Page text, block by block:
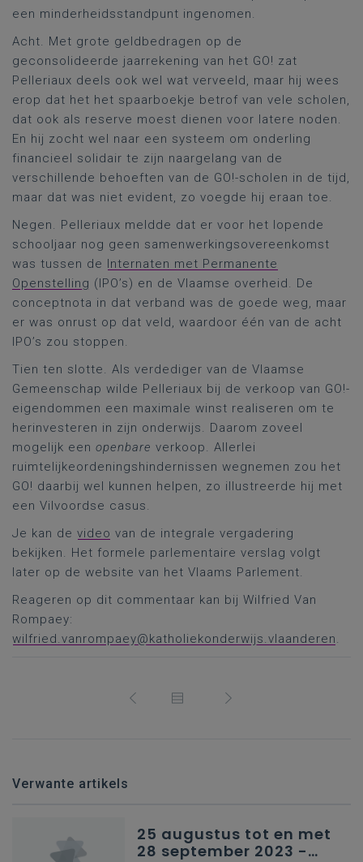
een minderheidsstandpunt ingenomen.
Acht. Met grote geldbedragen op de
geconsolideerde jaarrekening van het GO! zat
Pelleriaux deels ook wel wat verveeld, maar hij wees
erop dat het het spaarboekje betrof van vele scholen,
dat ook als reserve moest dienen voor latere noden.
En hij zocht wel naar een systeem om onderling
financieel solidair te zijn naargelang van de
verschillende behoeften van de GO!-scholen in de tijd,
maar dat was niet evident, zo voegde hij eraan toe.
Negen. Pelleriaux meldde dat er voor het lopende
schooljaar nog geen samenwerkingsovereenkomst
was tussen de Internaten met Permanente
Openstelling (IPO’s) en de Vlaamse overheid. De
conceptnota in dat verband was de goede weg, maar
er was onrust op dat veld, waardoor één van de acht
IPO’s zou stoppen.
Tien ten slotte. Als verdediger van de Vlaamse
Gemeenschap wilde Pelleriaux bij de verkoop van GO!-
eigendommen een maximale winst realiseren om te
herinvesteren in zijn onderwijs. Daarom zoveel
mogelijk een openbare verkoop. Allerlei
ruimtelijkeordeningshindernissen wegnemen zou het
GO! daarbij wel kunnen helpen, zo illustreerde hij met
een Vilvoordse casus.
Je kan de video van de integrale vergadering
bekijken. Het formele parlementaire verslag volgt
later op de website van het Vlaams Parlement.
Reageren op dit commentaar kan bij Wilfried Van
Rompaey:
wilfried.vanrompaey@katholiekonderwijs.vlaanderen.
Verwante artikels
25 augustus tot en met
28 september 2023 -